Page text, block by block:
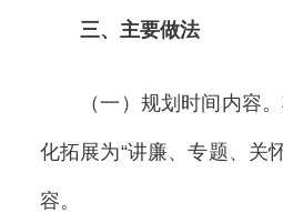
三、主要做法
（一）规划时间内容。
化拓展为“讲廉、专题、关
容。